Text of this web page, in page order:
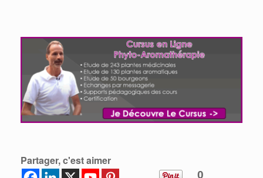
Partager, c'est aimer
0